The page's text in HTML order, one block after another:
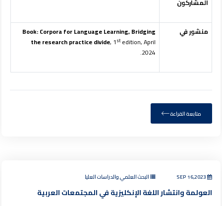
المشاركون
منشور في
Book: Corpora for Language Learning, Bridging
the research practice divide, 1stedition, April
2024.
متابعة القراءة
البحث العلمي والدراسات العليا
العولمة وانتشار اللغة الإنكليزية في المجتمعات العربية